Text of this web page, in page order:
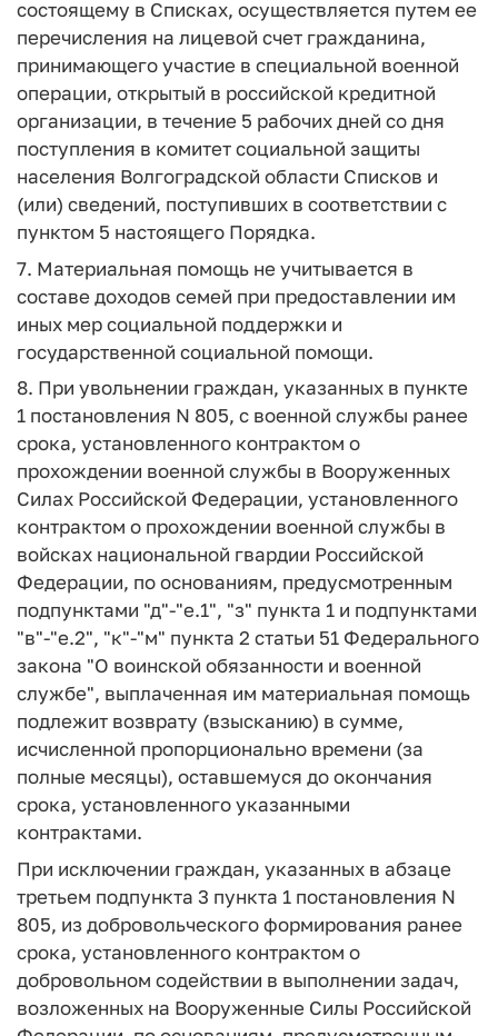
состоящему в Списках, осуществляется путем ее
перечисления на лицевой счет гражданина,
принимающего участие в специальной военной
операции, открытый в российской кредитной
организации, в течение 5 рабочих дней со дня
поступления в комитет социальной защиты
населения Волгоградской области Списков и
(или) сведений, поступивших в соответствии с
пунктом 5 настоящего Порядка.
7. Материальная помощь не учитывается в
составе доходов семей при предоставлении им
иных мер социальной поддержки и
государственной социальной помощи.
8. При увольнении граждан, указанных в пункте
1 постановления N 805, с военной службы ранее
срока, установленного контрактом о
прохождении военной службы в Вооруженных
Силах Российской Федерации, установленного
контрактом о прохождении военной службы в
войсках национальной гвардии Российской
Федерации, по основаниям, предусмотренным
подпунктами "д"-"е.1", "з" пункта 1 и подпунктами
"в"-"е.2", "к"-"м" пункта 2 статьи 51 Федерального
закона "О воинской обязанности и военной
службе", выплаченная им материальная помощь
подлежит возврату (взысканию) в сумме,
исчисленной пропорционально времени (за
полные месяцы), оставшемуся до окончания
срока, установленного указанными
контрактами.
При исключении граждан, указанных в абзаце
третьем подпункта 3 пункта 1 постановления N
805, из добровольческого формирования ранее
срока, установленного контрактом о
добровольном содействии в выполнении задач,
возложенных на Вооруженные Силы Российской